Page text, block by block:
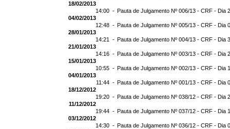
18/02/2013
14:00 - Pauta de Julgamento Nº 006/13 - CRF - Dia
04/02/2013
12:48 - Pauta de Julgamento Nº 005/13 - CRF - Dia
28/01/2013
14:21 - Pauta de Julgamento Nº 004/13 - CRF - Dia
21/01/2013
14:16 - Pauta de Julgamento Nº 003/13 - CRF - Dia
15/01/2013
10:55 - Pauta de Julgamento Nº 002/13 - CRF - Dia
04/01/2013
11:44 - Pauta de Julgamento Nº 001/13 - CRF - Dia
18/12/2012
19:20 - Pauta de Julgamento Nº 038/12 - CRF - Dia
11/12/2012
19:44 - Pauta de Julgamento Nº 037/12 - CRF - Dia
03/12/2012
14:30 - Pauta de Julgamento Nº 036/12 - CRF - Dia